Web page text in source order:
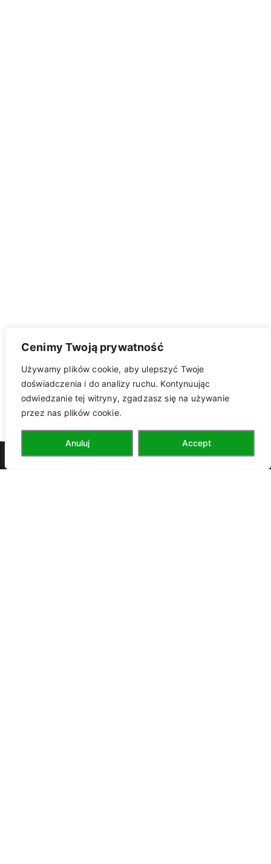
Cenimy Twoją prywatność
Używamy plików cookie, aby ulepszyć Twoje
doświadczenia i do analizy ruchu. Kontynuując
odwiedzanie tej witryny, zgadzasz się na używanie
przez nas plików cookie.
Anuluj Accept
kontakt z
przewodnikiem